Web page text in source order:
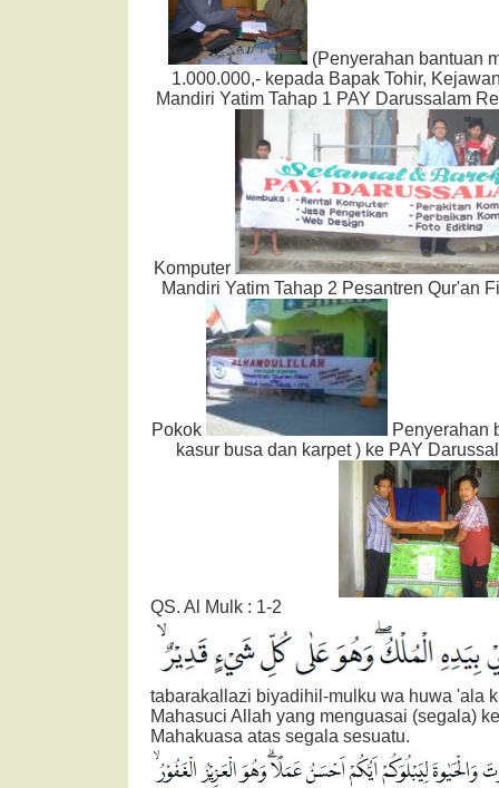
(Penyerahan bantuan
1.000.000,- kepada Bapak Tohir,
Mandiri Yatim Tahap 1 PAY Darussalam
Komputer
Mandiri Yatim Tahap 2 Pesantren Qur'an
Pokok
Penyerahan
kasur busa dan karpet ) ke PAY
QS. Al Mulk : 1-2
tabarakallazi biyadihil-mulku wa huwa 'ala
Mahasuci Allah yang menguasai (segala)
Mahakuasa atas segala sesuatu.